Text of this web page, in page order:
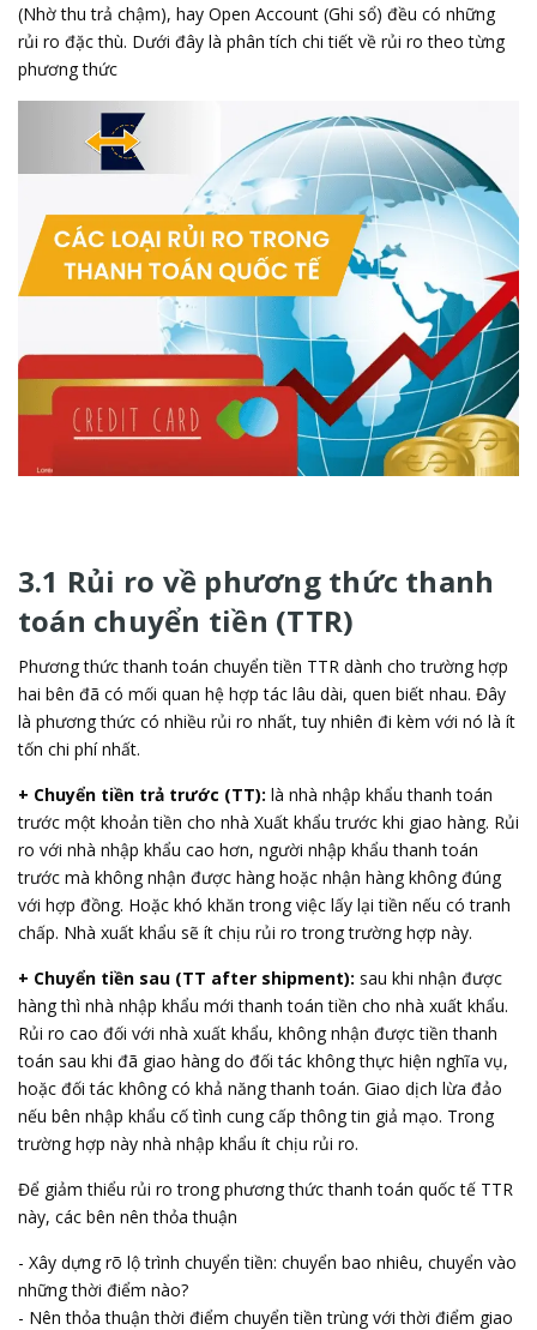
(Nhờ thu trả chậm), hay Open Account (Ghi sổ) đều có những
rủi ro đặc thù. Dưới đây là phân tích chi tiết về rủi ro theo từng
phương thức
3.1 Rủi ro về phương thức thanh
toán chuyển tiền (TTR)
Phương thức thanh toán chuyển tiền TTR dành cho trường hợp
hai bên đã có mối quan hệ hợp tác lâu dài, quen biết nhau. Đây
là phương thức có nhiều rủi ro nhất, tuy nhiên đi kèm với nó là ít
tốn chi phí nhất.
+ Chuyển tiền trả trước (TT): là nhà nhập khẩu thanh toán
trước một khoản tiền cho nhà Xuất khẩu trước khi giao hàng. Rủi
ro với nhà nhập khẩu cao hơn, người nhập khẩu thanh toán
trước mà không nhận được hàng hoặc nhận hàng không đúng
với hợp đồng. Hoặc khó khăn trong việc lấy lại tiền nếu có tranh
chấp. Nhà xuất khẩu sẽ ít chịu rủi ro trong trường hợp này.
+ Chuyển tiền sau (TT after shipment): sau khi nhận được
hàng thì nhà nhập khẩu mới thanh toán tiền cho nhà xuất khẩu.
Rủi ro cao đối với nhà xuất khẩu, không nhận được tiền thanh
toán sau khi đã giao hàng do đối tác không thực hiện nghĩa vụ,
hoặc đối tác không có khả năng thanh toán. Giao dịch lừa đảo
nếu bên nhập khẩu cố tình cung cấp thông tin giả mạo. Trong
trường hợp này nhà nhập khẩu ít chịu rủi ro.
Để giảm thiểu rủi ro trong phương thức thanh toán quốc tế TTR
này, các bên nên thỏa thuận
- Xây dựng rõ lộ trình chuyển tiền: chuyển bao nhiêu, chuyển vào
những thời điểm nào?
- Nên thỏa thuận thời điểm chuyển tiền trùng với thời điểm giao